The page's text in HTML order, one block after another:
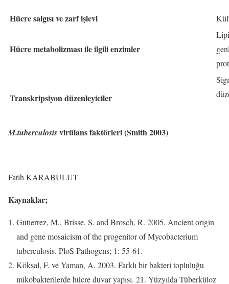
Hücre salgısı ve zarf işlevi
Hücre metabolizması ile ilgili enzimler
Transkripsiyon düzenleyiciler
M.tuberculosisvirülans faktörleri (Smith 2003)
Fatih KARABULUT
Kaynaklar;
Gutierrez, M., Brisse, S. and Brosch, R. 2005. Ancient origin
and gene mosaicism of the progenitor of Mycobacterium
tuberculosis. PloS Pathogens; 1: 55-61.
Köksal, F. ve Yaman, A. 2003. Farklı bir bakteri topluluğu
mikobakterilerde hücre duvar yapısı. 21. Yüzyılda Tüberküloz